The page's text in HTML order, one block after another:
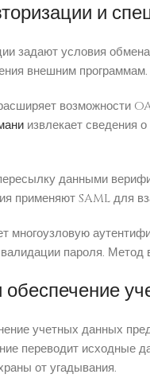
и
задают условия
внешним
возможности
извлекает сведения
данными
применяют SAML для
многоузловую
валидации пароля.
учетных данных
переводит
от угадывания.